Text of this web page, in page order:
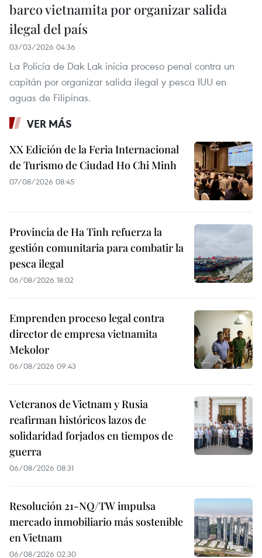
barco vietnamita por organizar salida
ilegal del país
03/03/2026 04:36
La Policía de Dak Lak inicia proceso penal contra un
capitán por organizar salida ilegal y pesca IUU en
aguas de Filipinas.
VER MÁS
XX Edición de la Feria Internacional
de Turismo de Ciudad Ho Chi Minh
07/08/2026 08:45
Provincia de Ha Tinh refuerza la
gestión comunitaria para combatir la
pesca ilegal
06/08/2026 18:02
Emprenden proceso legal contra
director de empresa vietnamita
Mekolor
06/08/2026 09:43
Veteranos de Vietnam y Rusia
reafirman históricos lazos de
solidaridad forjados en tiempos de
guerra
06/08/2026 08:31
Resolución 21-NQ/TW impulsa
mercado inmobiliario más sostenible
en Vietnam
06/08/2026 02:30